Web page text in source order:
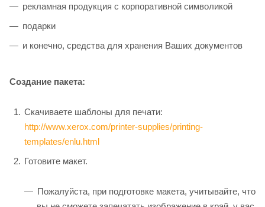
рекламная продукция с корпоративной символикой
подарки
и конечно, средства для хранения Ваших документов
Создание пакета:
Скачиваете шаблоны для печати:
http://www.xerox.com/printer-supplies/printing-
templates/enlu.html
Готовите макет.
Пожалуйста, при подготовке макета, учитывайте, что